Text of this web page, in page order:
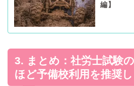
編】
3. まとめ：社労士試験
ほど予備校利用を推奨し